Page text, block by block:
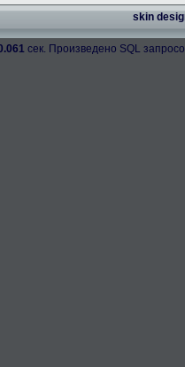
skin
сек. Произведено SQL